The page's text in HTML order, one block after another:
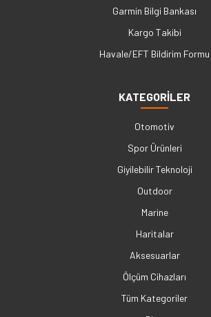
Garmin Bilgi Bankası
Kargo Takibi
Havale/EFT Bildirim Formu
KATEGORİLER
Otomotiv
Spor Ürünleri
Giyilebilir Teknoloji
Outdoor
Marine
Haritalar
Aksesuarlar
Ölçüm Cihazları
Tüm Kategoriler